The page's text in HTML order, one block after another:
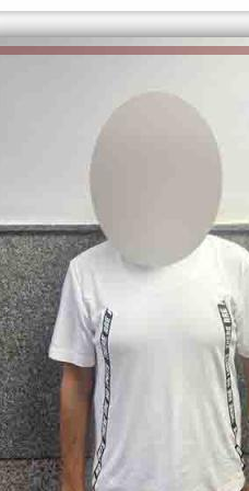
الكاتبة إلهام شرشر تهنئ الرئيس
السيسي بعيد ميلاده وتُشيد بجهوده
في بناء الدولة